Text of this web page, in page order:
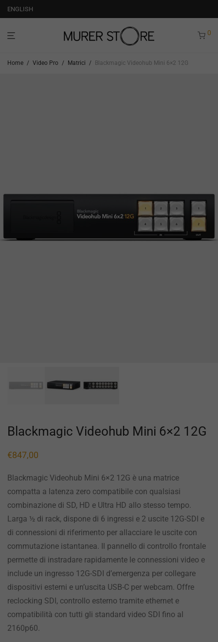
ENGLISH
0
Home / Video Pro / Matrici / Blackmagic Videohub Mini 6×2 12G
Blackmagic Videohub Mini 6×2 12G
€847,00
Blackmagic Videohub Mini 6×2 12G è una matrice
compatta a latenza zero compatibile con qualsiasi
combinazione di SD, HD e Ultra HD allo stesso tempo.
Larga ½ di rack, dispone di 6 ingressi e 2 uscite 12G-SDI e
di connessioni di riferimento per allacciare le uscite con
commutazione istantanea. Il pannello di controllo frontale
permette di instradare rapidamente le connessioni video e
include un ingresso 12G-SDI d’emergenza per collegare
dispositivi esterni e un’uscita USB-C per webcam. Offre
reclocking SDI, controllo esterno tramite ethernet e
compatibilità con tutti gli standard video SDI fino al
2160p60.